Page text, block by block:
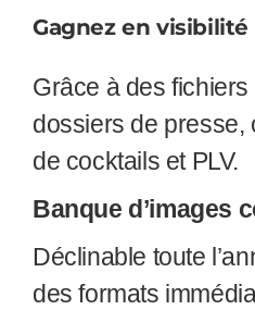
Gagnez en visibilité
Grâce à des
dossiers de presse,
de cocktails et PLV.
Banque d’images
Déclinable toute
des formats